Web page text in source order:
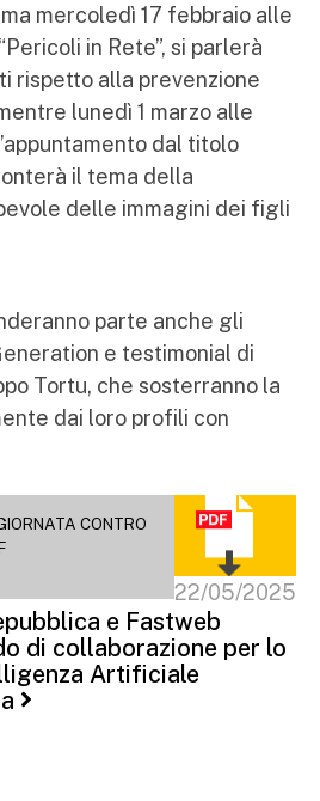
mercoledì 17 febbraio alle
in Rete”, si parlerà
rispetto alla prevenzione
lunedì 1 marzo alle
dal titolo
il tema della
delle immagini dei figli
parte anche gli
e testimonial di
Tortu, che sosterranno la
dai loro profili con
CONTRO
22/05/2025
e Fastweb
di collaborazione per lo
Artificiale